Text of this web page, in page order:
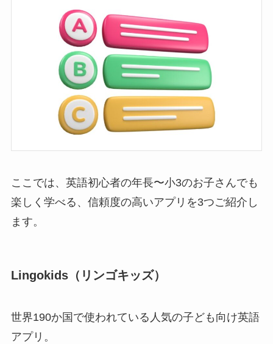
ここでは、英語初心者の年長〜小3のお子さんでも
楽しく学べる、信頼度の高いアプリを3つご紹介し
ます。
Lingokids（リンゴキッズ）
世界190か国で使われている人気の子ども向け英語
アプリ。